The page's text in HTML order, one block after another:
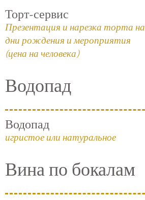
Торт-сервис
Презентация и нарезка торта на
дни рождения и мероприятия
(цена на человека)
Водопад
Водопад
игристое или натуральное
Вина по бокалам